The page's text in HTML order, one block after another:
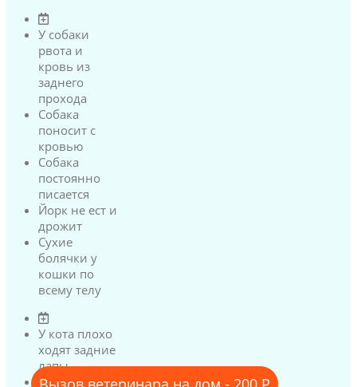
У собаки
рвота и
кровь из
заднего
прохода
Собака
поносит с
кровью
Собака
постоянно
писается
Йорк не ест и
дрожит
Сухие
болячки у
кошки по
всему телу
У кота плохо
ходят задние
лапы
У кота